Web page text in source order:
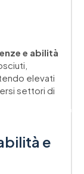
e abilità
elevati
settori di
e